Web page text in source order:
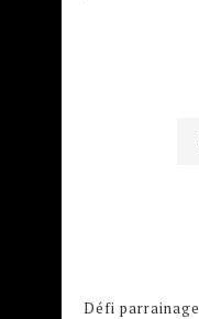
Défi parrainage